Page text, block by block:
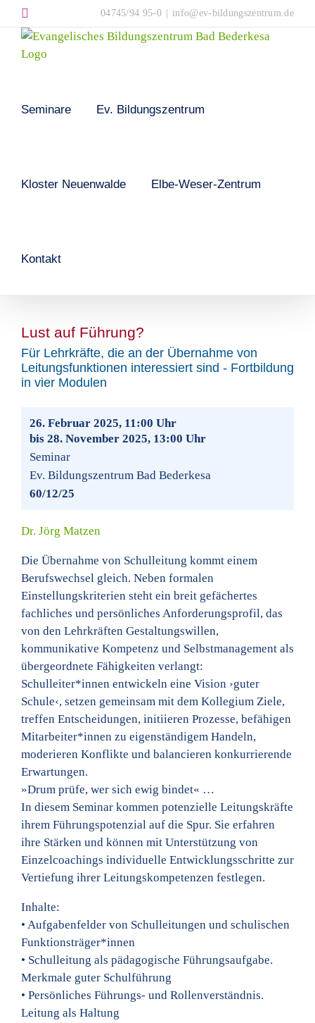
to
content
04745/94 95-0 info@ev-bildungszentrum.de
Seminare Ev. Bildungszentrum
Kloster Neuenwalde Elbe-Weser-Zentrum
Kontakt
Lust auf Führung?
Für Lehrkräfte, die an der Übernahme von
Leitungsfunktionen interessiert sind - Fortbildung
in vier Modulen
26. Februar 2025, 11:00 Uhr
bis 28. November 2025, 13:00 Uhr
Seminar
Ev. Bildungszentrum Bad Bederkesa
60/12/25
Dr. Jörg Matzen
Die Übernahme von Schulleitung kommt einem
Berufswechsel gleich. Neben formalen
Einstellungskriterien steht ein breit gefächertes
fachliches und persönliches Anforderungsprofil, das
von den Lehrkräften Gestaltungswillen,
kommunikative Kompetenz und Selbstmanagement als
übergeordnete Fähigkeiten verlangt:
Schulleiter*innen entwickeln eine Vision ›guter
Schule‹, setzen gemeinsam mit dem Kollegium Ziele,
treffen Entscheidungen, initiieren Prozesse, befähigen
Mitarbeiter*innen zu eigenständigem Handeln,
moderieren Konflikte und balancieren konkurrierende
Erwartungen.
»Drum prüfe, wer sich ewig bindet« …
In diesem Seminar kommen potenzielle Leitungskräfte
ihrem Führungspotenzial auf die Spur. Sie erfahren
ihre Stärken und können mit Unterstützung von
Einzelcoachings individuelle Entwicklungsschritte zur
Vertiefung ihrer Leitungskompetenzen festlegen.
Inhalte:
• Aufgabenfelder von Schulleitungen und schulischen
Funktionsträger*innen
• Schulleitung als pädagogische Führungsaufgabe.
Merkmale guter Schulführung
• Persönliches Führungs- und Rollenverständnis.
Leitung als Haltung